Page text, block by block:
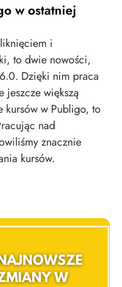
w ostatniej
i
to dwie nowości,
Dzięki nim praca
jeszcze większą
kursów w Publigo, to
nad
znacznie
kursów.